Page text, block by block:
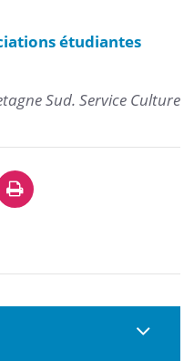
étudiantes
Sud. Service Culture